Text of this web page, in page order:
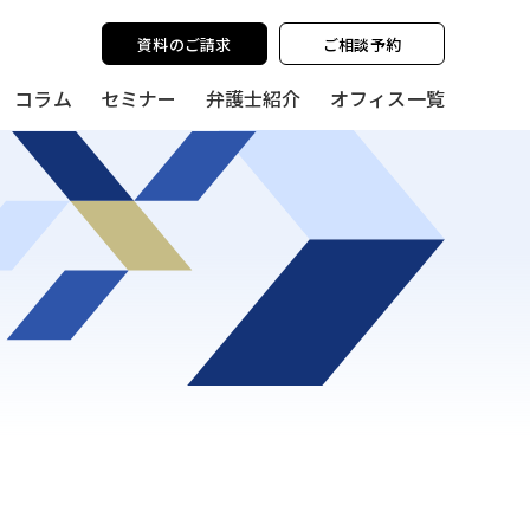
コラム セミナー 弁護士紹介 オフィス一覧
資料のご請求 ご相談予約
policy for details and any questions.YesNo